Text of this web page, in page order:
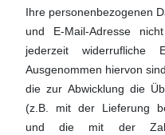
Ihre personenbezogenen
und E-Mail-Adresse
jederzeit widerrufliche
Ausgenommen hiervon
die zur Abwicklung die
(z.B. mit der Lieferung
und die mit der